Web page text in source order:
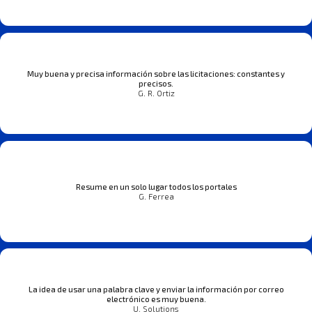
Muy buena y precisa información sobre las licitaciones: constantes y
precisos.
G. R. Ortiz
Resume en un solo lugar todos los portales
G. Ferrea
La idea de usar una palabra clave y enviar la información por correo
electrónico es muy buena.
U. Solutions